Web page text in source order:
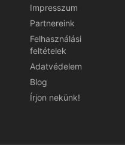
Impresszum
Partnereink
Felhasználási
feltételek
Adatvédelem
Blog
Írjon nekünk!